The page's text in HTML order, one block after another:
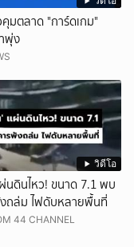
มตลาด "การ์ดเกม"
พุ่ง
วิดีโอ
ดินไหว! ขนาด 7.1 พบ
ถล่ม ไฟดับหลายพื้นที่
44 CHANNEL